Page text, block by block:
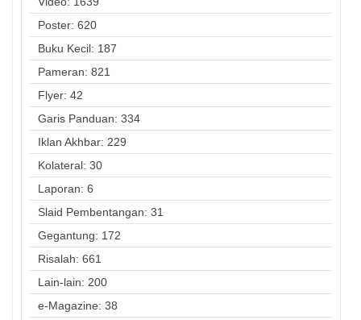
Poster: 620
Buku Kecil: 187
Pameran: 821
Flyer: 42
Garis Panduan: 334
Iklan Akhbar: 229
Kolateral: 30
Laporan: 6
Slaid Pembentangan: 31
Gegantung: 172
Risalah: 661
Lain-lain: 200
e-Magazine: 38